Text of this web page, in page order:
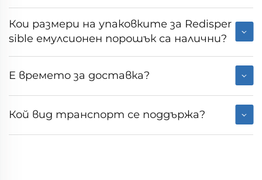
Кои размери на упаковките за Redisper
sible емулсионен порошък са налични?
Е времето за доставка?
Кой вид транспорт се поддържа?